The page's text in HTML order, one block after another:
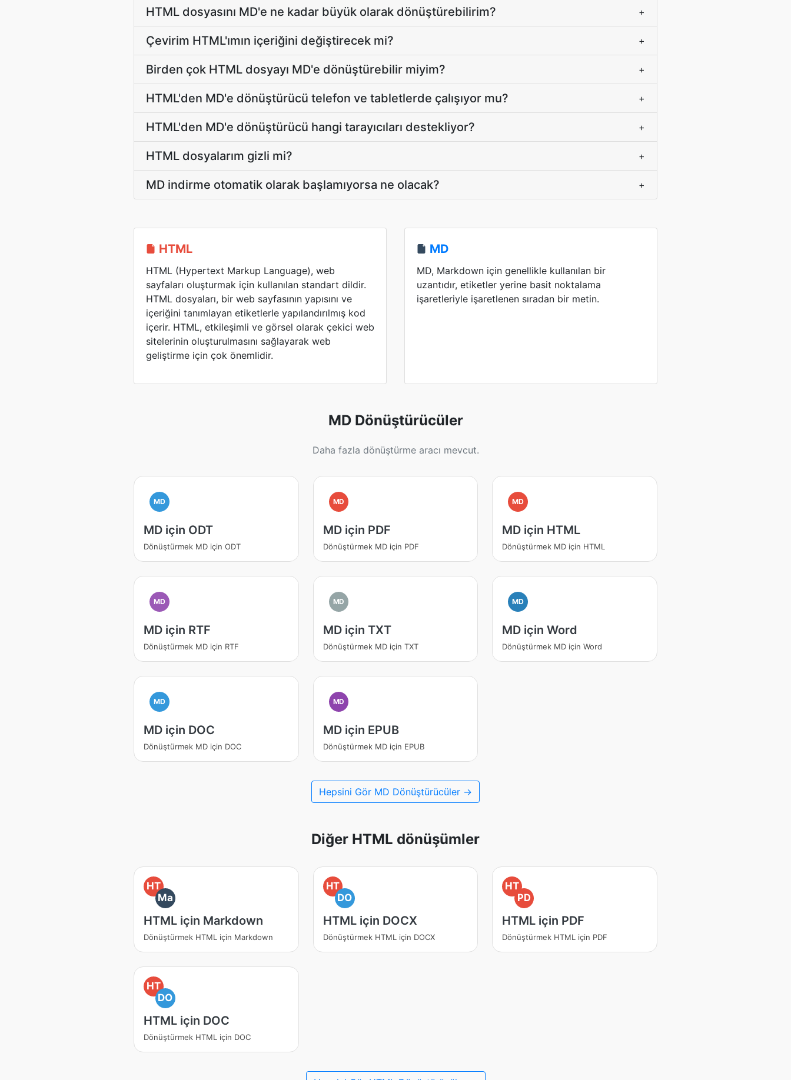
HTML dosyasını MD'e ne kadar büyük olarak dönüştürebilirim? +
Çevirim HTML'ımın içeriğini değiştirecek mi? +
Birden çok HTML dosyayı MD'e dönüştürebilir miyim? +
HTML'den MD'e dönüştürücü telefon ve tabletlerde çalışıyor mu? +
HTML'den MD'e dönüştürücü hangi tarayıcıları destekliyor? +
HTML dosyalarım gizli mi? +
MD indirme otomatik olarak başlamıyorsa ne olacak? +
HTML
HTML (Hypertext Markup Language), web
sayfaları oluşturmak için kullanılan standart dildir.
HTML dosyaları, bir web sayfasının yapısını ve
içeriğini tanımlayan etiketlerle yapılandırılmış kod
içerir. HTML, etkileşimli ve görsel olarak çekici web
sitelerinin oluşturulmasını sağlayarak web
geliştirme için çok önemlidir.
MD
MD, Markdown için genellikle kullanılan bir
uzantıdır, etiketler yerine basit noktalama
işaretleriyle işaretlenen sıradan bir metin.
MD Dönüştürücüler
Daha fazla dönüştürme aracı mevcut.
MD
MD için ODT
Dönüştürmek MD için ODT
MD
MD için PDF
Dönüştürmek MD için PDF
MD
MD için HTML
Dönüştürmek MD için HTML
MD
MD için RTF
Dönüştürmek MD için RTF
MD
MD için TXT
Dönüştürmek MD için TXT
MD
MD için Word
Dönüştürmek MD için Word
MD
MD için DOC
Dönüştürmek MD için DOC
MD
MD için EPUB
Dönüştürmek MD için EPUB
Hepsini Gör MD Dönüştürücüler →
Diğer HTML dönüşümler
HT
Ma
HTML için Markdown
Dönüştürmek HTML için Markdown
HT
DO
HTML için DOCX
Dönüştürmek HTML için DOCX
HT
PD
HTML için PDF
Dönüştürmek HTML için PDF
HT
DO
HTML için DOC
Dönüştürmek HTML için DOC